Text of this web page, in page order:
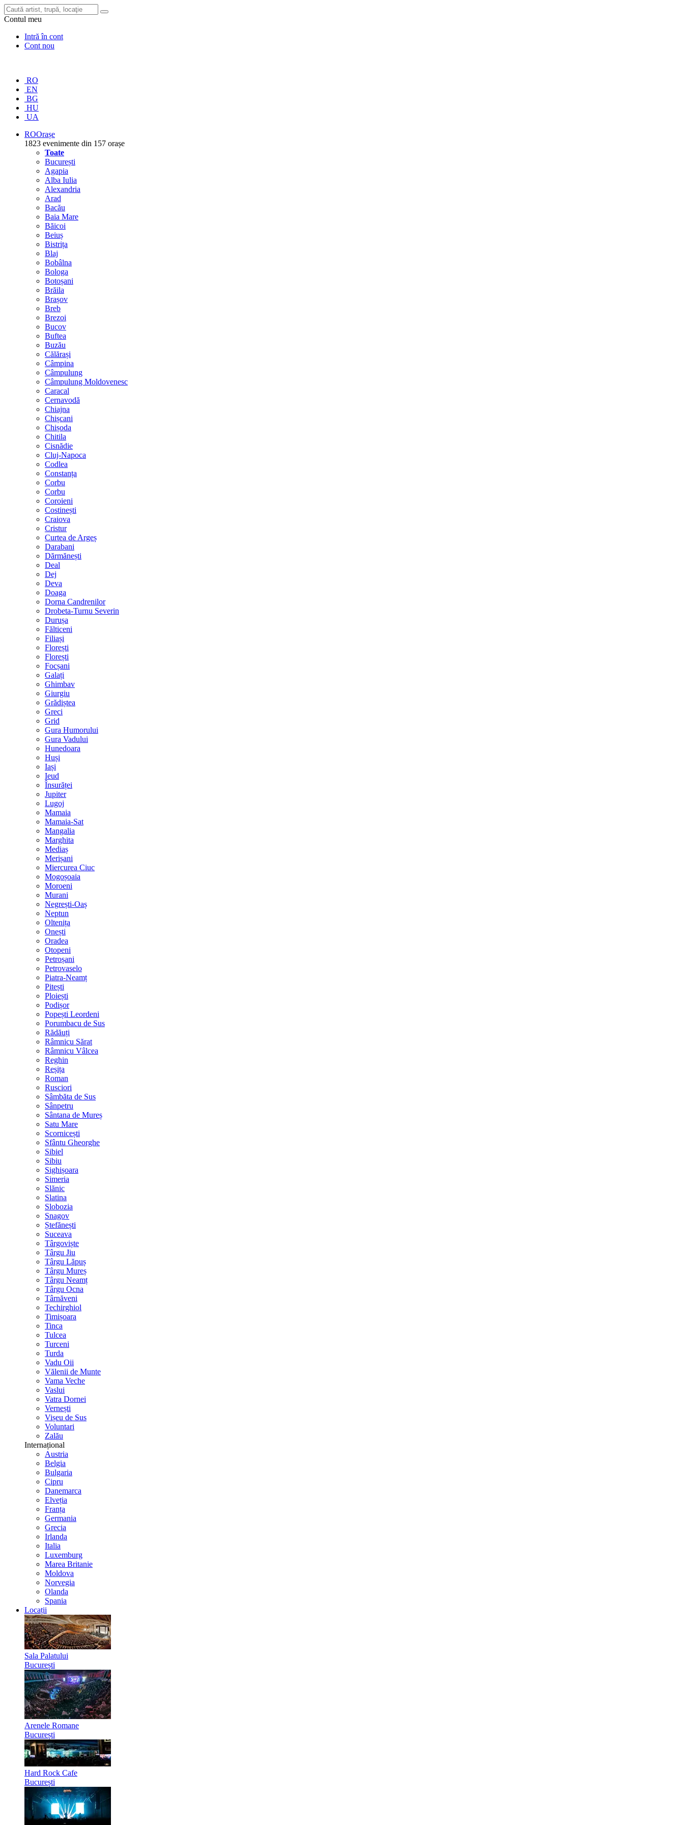
Contul meu
Intră în cont
Cont nou
RO
EN
BG
HU
UA
ROOrașe
1823 evenimente din 157 orașe
Toate
București
Agapia
Alba Iulia
Alexandria
Arad
Bacău
Baia Mare
Băicoi
Beiuș
Bistrița
Blaj
Bobâlna
Bologa
Botoșani
Brăila
Brașov
Breb
Brezoi
Bucov
Buftea
Buzău
Călărași
Câmpina
Câmpulung
Câmpulung Moldovenesc
Caracal
Cernavodă
Chiajna
Chișcani
Chișoda
Chitila
Cisnădie
Cluj-Napoca
Codlea
Constanța
Corbu
Corbu
Coroieni
Costinești
Craiova
Cristur
Curtea de Argeș
Darabani
Dărmănești
Deal
Dej
Deva
Doaga
Dorna Candrenilor
Drobeta-Turnu Severin
Durușa
Fălticeni
Filiași
Florești
Florești
Focșani
Galați
Ghimbav
Giurgiu
Grădiștea
Greci
Grid
Gura Humorului
Gura Vadului
Hunedoara
Huși
Iași
Ieud
Însurăței
Jupiter
Lugoj
Mamaia
Mamaia-Sat
Mangalia
Marghita
Mediaș
Merișani
Miercurea Ciuc
Mogoșoaia
Moroeni
Murani
Negrești-Oaș
Neptun
Oltenița
Onești
Oradea
Otopeni
Petroșani
Petrovaselo
Piatra-Neamț
Pitești
Ploiești
Podișor
Popești Leordeni
Porumbacu de Sus
Rădăuți
Râmnicu Sărat
Râmnicu Vâlcea
Reghin
Reșița
Roman
Rusciori
Sâmbăta de Sus
Sânpetru
Sântana de Mureș
Satu Mare
Scornicești
Sfântu Gheorghe
Sibiel
Sibiu
Sighișoara
Simeria
Slănic
Slatina
Slobozia
Snagov
Ștefănești
Suceava
Târgoviște
Târgu Jiu
Târgu Lăpuș
Târgu Mureș
Târgu Neamț
Târgu Ocna
Târnăveni
Techirghiol
Timișoara
Tinca
Tulcea
Turceni
Turda
Vadu Oii
Vălenii de Munte
Vama Veche
Vaslui
Vatra Dornei
Vernești
Vișeu de Sus
Voluntari
Zalău
Internațional
Austria
Belgia
Bulgaria
Cipru
Danemarca
Elveția
Franța
Germania
Grecia
Irlanda
Italia
Luxemburg
Marea Britanie
Moldova
Norvegia
Olanda
Spania
Locații
Sala Palatului
București
Arenele Romane
București
Hard Rock Cafe
București